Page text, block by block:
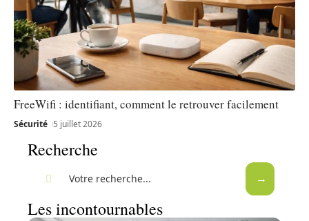
FreeWifi : identifiant, comment le retrouver facilement
Sécurité 5 juillet 2026
Recherche
Les incontournables